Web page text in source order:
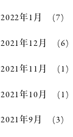
2022年1月 (7)
2021年12月 (6)
2021年11月 (1)
2021年10月 (1)
2021年9月 (3)